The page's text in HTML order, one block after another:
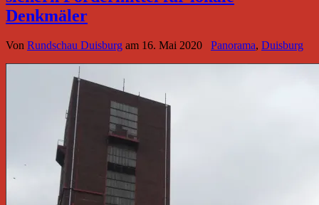
Denkmäler
Von Rundschau Duisburg am 16. Mai 2020 Panorama, Duisburg